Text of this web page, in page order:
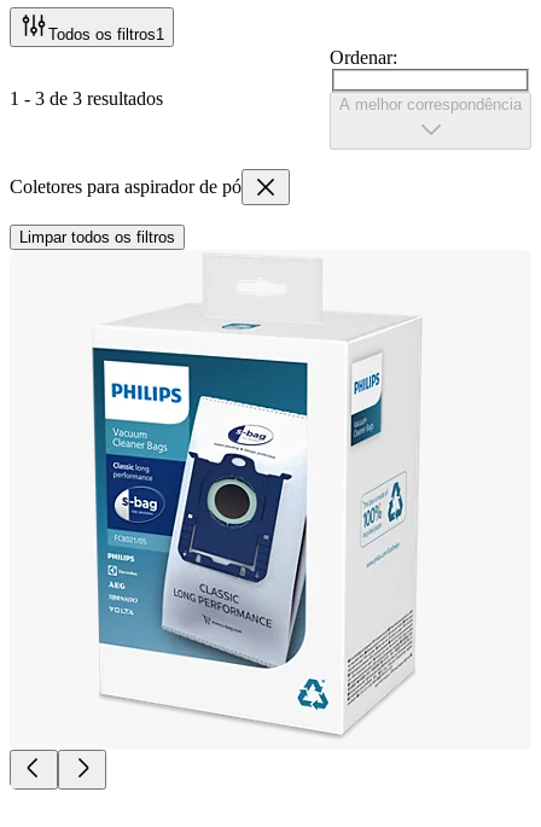
Todos os filtros1
1 - 3 de 3 resultados
Ordenar:
A melhor correspondência
Coletores para aspirador de pó
Limpar todos os filtros